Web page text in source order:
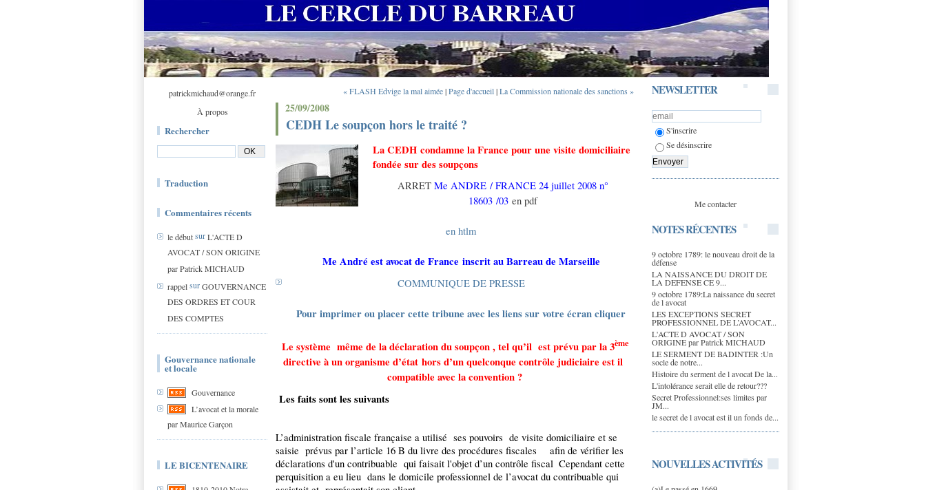
patrickmichaud@orange.fr
À propos
Rechercher
Traduction
Commentaires récents
le débutsurL'ACTE D
AVOCAT / SON ORIGINE
par Patrick MICHAUD
rappelsurGOUVERNANCE
DES ORDRES ET COUR
DES COMPTES
Gouvernance nationale
et locale
Gouvernance
L’avocat et la morale
par Maurice Garçon
LE BICENTENAIRE
NEWSLETTER
S'inscrire
Se désinscrire
Me contacter
NOTES RÉCENTES
9 octobre 1789: le nouveau droit de la
défense
LA NAISSANCE DU DROIT DE
LA DEFENSE CE 9...
9 octobre 1789:La naissance du secret
de l avocat
LES EXCEPTIONS SECRET
PROFESSIONNEL DE L’AVOCAT...
L'ACTE D AVOCAT / SON
ORIGINE par Patrick MICHAUD
LE SERMENT DE BADINTER :Un
socle de notre...
Histoire du serment de l avocat De la...
L'intolérance serait elle de retour???
Secret Professionnel:ses limites par
JM...
le secret de l avocat est il un fonds de...
NOUVELLES ACTIVITÉS
« FLASH Edvige la mal aimée|Page d'accueil|La Commission nationale des sanctions »
25/09/2008
CEDH Le soupçon hors le traité ?
La CEDH condamne la France pour une visite domiciliaire
fondée sur des soupçons
ARRETMe ANDRE / FRANCE 24 juillet 2008 n°
18603 /03 en pdf
en htlm
Me André est avocat de France inscrit au Barreau de Marseille
COMMUNIQUE DE PRESSE
Pour imprimer ou placer cette tribune avec les liens sur votre écran cliquer
Le système même de la déclaration du soupçon , tel qu’il est prévu par la 3ème
directive à un organisme d’état hors d’un quelconque contrôle judiciaire est il
compatible avec la convention ?
Les faits sont les suivants
L’administration fiscale française a utilisé ses pouvoirs de visite domiciliaire et se
saisie prévus par l’article 16 B du livre des procédures fiscales afin de vérifier les
déclarations d'un contribuable qui faisait l'objet d’un contrôle fiscal Cependant cette
perquisition a eu lieu dans le domicile professionnel de l’avocat du contribuable qui